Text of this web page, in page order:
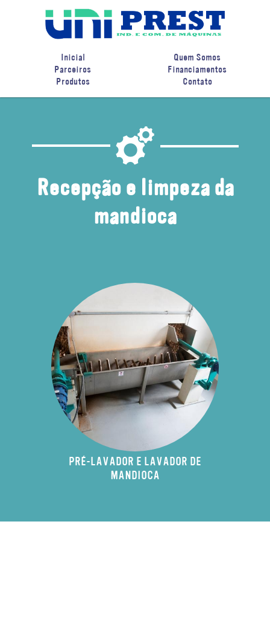
Inicial
Quem Somos
Parceiros
Financiamentos
Produtos
Contato
Recepção e limpeza da
mandioca
PRÉ-LAVADOR E LAVADOR DE
MANDIOCA